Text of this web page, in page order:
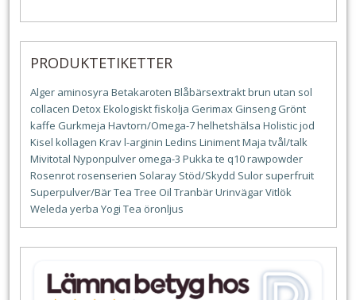
PRODUKTETIKETTER
Alger aminosyra Betakaroten Blåbärsextraktbrun utan sol
collacen DetoxEkologisktfiskolja Gerimax Ginseng Grönt
kaffe Gurkmeja Havtorn/Omega-7helhetshälsa Holisticjod
Kisel kollagen Kravl-arginin Ledins LinimentMaja tvål/talk
Mivitotal Nyponpulver omega-3 Pukka te q10rawpowder
Rosenrotrosenserien Solaray Stöd/Skydd Sulor superfruit
Superpulver/BärTea Tree Oil TranbärUrinvägarVitlök
Weleda yerba Yogi Tea öronljus